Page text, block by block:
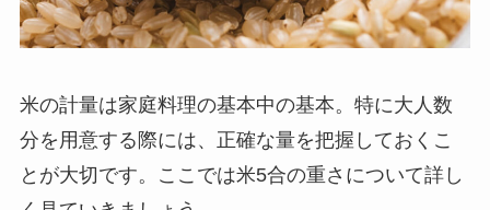
米の計量は家庭料理の基本中の基本。特に大人数
分を用意する際には、正確な量を把握しておくこ
とが大切です。ここでは米5合の重さについて詳し